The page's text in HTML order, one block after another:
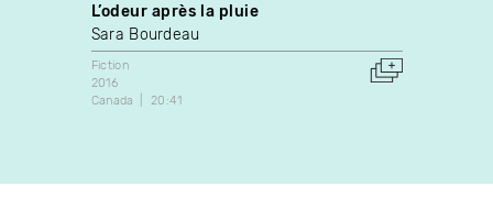
L’odeur après la pluie
Sara Bourdeau
Fiction
2016
Canada
20:41